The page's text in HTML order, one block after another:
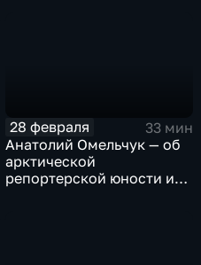
28 февраля
33 мин
Анатолий Омельчук — об
арктической
репортерской юности и